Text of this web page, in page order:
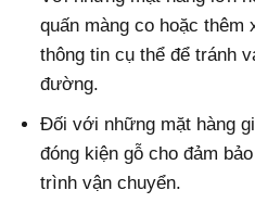
quấn màng co hoặc thêm
thông tin cụ thể để tránh
đường.
Đối với những mặt hàng
đóng kiện gỗ cho đảm
trình vận chuyển.